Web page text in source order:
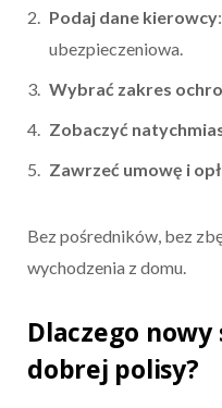
Podaj dane kierowcy
ubezpieczeniowa.
Wybrać zakres
Zobaczyć
Zawrzeć umowę i
Bez pośredników, bez
wychodzenia z domu.
Dlaczego
dobrej polisy?